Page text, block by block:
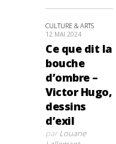
CULTURE & ARTS
12 MAI 2024
Ce que dit la
bouche
d’ombre –
Victor Hugo,
dessins
d’exil
parLouane